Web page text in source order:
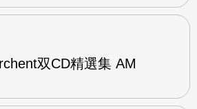
双CD精選集 AM